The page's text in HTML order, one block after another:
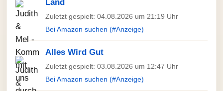
Land
Zuletzt gespielt: 04.08.2026 um 21:19 Uhr
Bei Amazon suchen (#Anzeige)
Alles Wird Gut
Zuletzt gespielt: 03.08.2026 um 12:47 Uhr
Bei Amazon suchen (#Anzeige)